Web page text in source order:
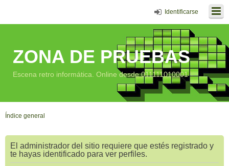
Identificarse
ZONA DE PRUEBAS
Escena retro informática. Online desde 011111010001
Índice general
El administrador del sitio requiere que estés registrado y
te hayas identificado para ver perfiles.